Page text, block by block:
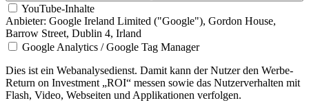
YouTube-Inhalte
Anbieter: Google Ireland Limited ("Google"), Gordon House,
Barrow Street, Dublin 4, Irland
Google Analytics / Google Tag Manager
Dies ist ein Webanalysedienst. Damit kann der Nutzer den Werbe-
Return on Investment „ROI“ messen sowie das Nutzerverhalten mit
Flash, Video, Webseiten und Applikationen verfolgen.